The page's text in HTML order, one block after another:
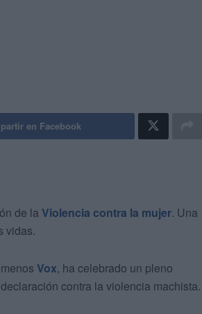
en Facebook
de la Violencia contra la mujer. Una
vidas.
Vox, ha celebrado un pleno
contra la violencia machista.